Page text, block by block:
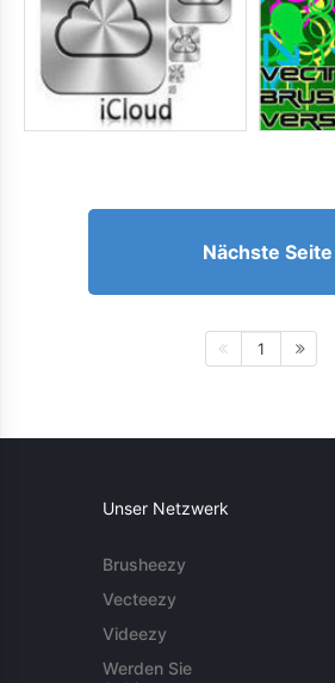
Nächste Seite
1
Unser Netzwerk
Brusheezy
Vecteezy
Videezy
Werden Sie